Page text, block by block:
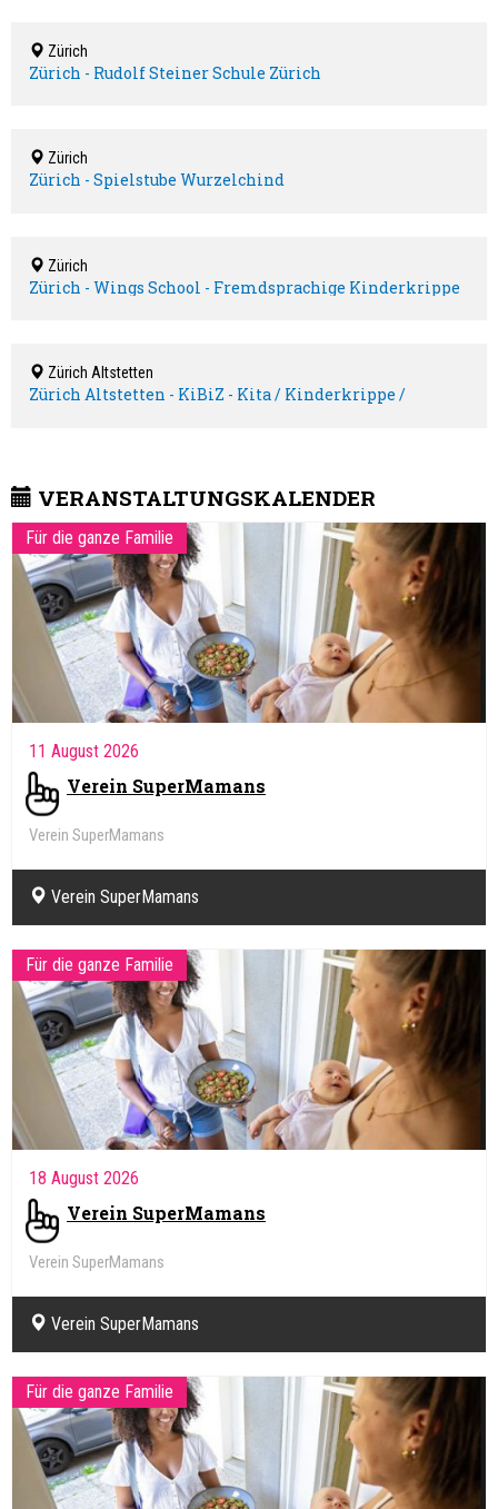
Zürich
Zürich - Rudolf Steiner Schule Zürich
Zürich
Zürich - Spielstube Wurzelchind
Zürich
Zürich - Wings School - Fremdsprachige Kinderkrippe
Zürich Altstetten
Zürich Altstetten - KiBiZ - Kita / Kinderkrippe /
VERANSTALTUNGSKALENDER
Für die ganze Familie
11 August 2026
Verein SuperMamans
Verein SuperMamans
Verein SuperMamans
Für die ganze Familie
18 August 2026
Verein SuperMamans
Verein SuperMamans
Verein SuperMamans
Für die ganze Familie